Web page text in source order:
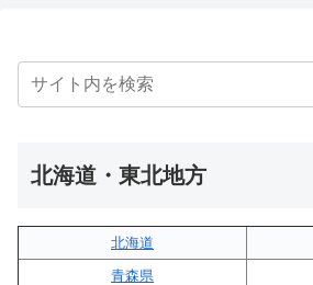
北海道・東北地方
北海道
青森県